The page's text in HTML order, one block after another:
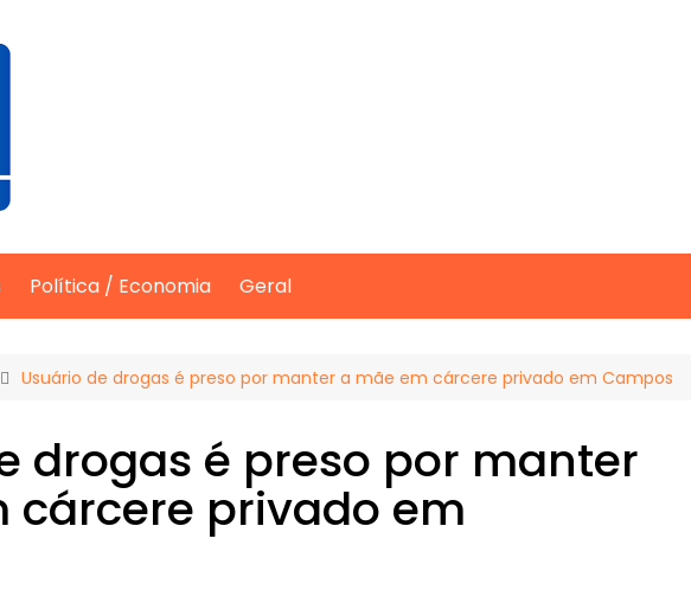
Política / Economia Geral
Usuário de drogas é preso por manter a mãe em cárcere privado em Campos
drogas é preso por manter
cárcere privado em